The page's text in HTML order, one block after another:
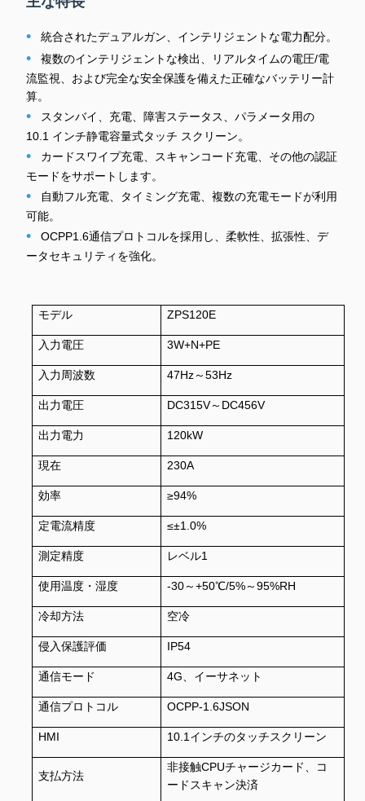
• 統合されたデュアルガン、インテリジェントな電力配分。
•
複数のインテリジェントな検出、リアルタイムの電圧/電
流監視、および完全な安全保護を備えた正確なバッテリー計
算。
•
スタンバイ、充電、障害ステータス、パラメータ用の
10.1 インチ静電容量式タッチ スクリーン。
•
カードスワイプ充電、スキャンコード充電、その他の認証
モードをサポートします。
•
自動フル充電、タイミング充電、複数の充電モードが利用
可能。
•
OCPP1.6通信プロトコルを採用し、柔軟性、拡張性、デ
ータセキュリティを強化。
モデル ZPS120E
入力電圧 3W+N+PE
入力周波数 47Hz～53Hz
出力電圧 DC315V～DC456V
出力電力 120kW
現在 230A
効率 ≥94%
定電流精度 ≤±1.0%
測定精度 レベル1
使用温度・湿度 -30～+50℃/5%～95%RH
冷却方法 空冷
侵入保護評価 IP54
通信モード 4G、イーサネット
通信プロトコル OCPP-1.6JSON
HMI 10.1インチのタッチスクリーン
支払方法
非接触CPUチャージカード、コ
ードスキャン決済